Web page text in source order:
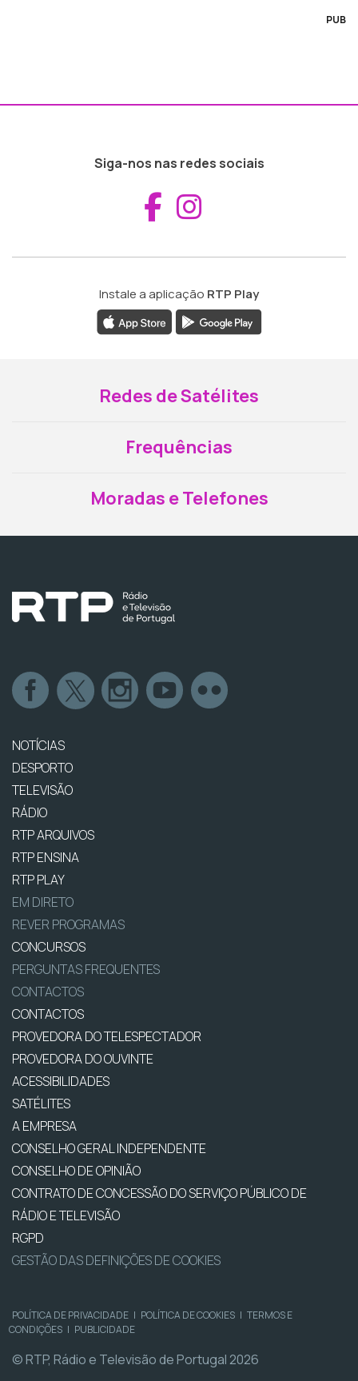
PUB
Siga-nos nas redes sociais
Aceder ao
Instale a aplicação RTP Play
Redes de Satélites
Frequências
Moradas e Telefones
NOTÍCIAS
DESPORTO
TELEVISÃO
RÁDIO
RTP ARQUIVOS
RTP ENSINA
RTP PLAY
EM DIRETO
REVER PROGRAMAS
CONCURSOS
PERGUNTAS FREQUENTES
CONTACTOS
CONTACTOS
PROVEDORA DO TELESPECTADOR
PROVEDORA DO OUVINTE
ACESSIBILIDADES
SATÉLITES
A EMPRESA
CONSELHO GERAL INDEPENDENTE
CONSELHO DE OPINIÃO
CONTRATO DE CONCESSÃO DO SERVIÇO PÚBLICO DE
RÁDIO E TELEVISÃO
RGPD
GESTÃO DAS DEFINIÇÕES DE COOKIES
POLÍTICA DE PRIVACIDADE | POLÍTICA DE COOKIES | TERMOS E
CONDIÇÕES | PUBLICIDADE
© RTP, Rádio e Televisão de Portugal 2026